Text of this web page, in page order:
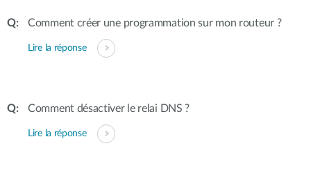
Comment créer une programmation sur mon routeur ?
Lire la réponse
Comment désactiver le relai DNS ?
Lire la réponse